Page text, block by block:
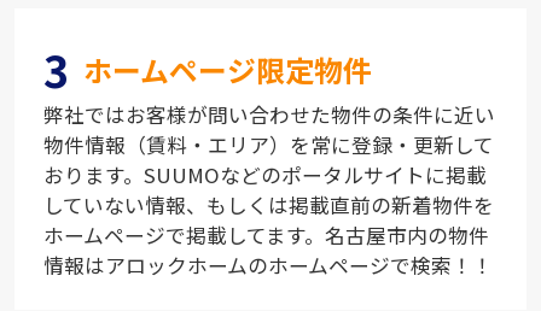
3 ホームページ限定物件
弊社ではお客様が問い合わせた物件の条件に近い
物件情報（賃料・エリア）を常に登録・更新して
おります。SUUMOなどのポータルサイトに掲載
していない情報、もしくは掲載直前の新着物件を
ホームページで掲載してます。名古屋市内の物件
情報はアロックホームのホームページで検索！！